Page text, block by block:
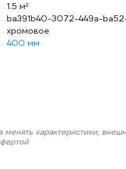
1.5 м²
ba391b40-3072-449a-
хромовое
400 мм
характеристики,